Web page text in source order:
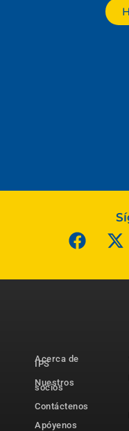
Acerca de
IPS
Nuestros
socios
Contáctenos
Apóyenos